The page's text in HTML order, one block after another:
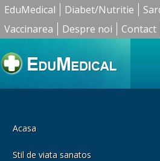
EduMedical Diabet/Nutritie
Vaccinarea
Despre noi Contact
Acasa
Stil de viata sanatos